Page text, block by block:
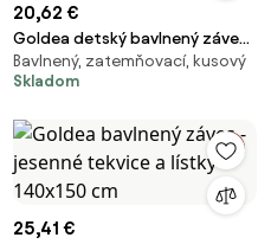
20,62 €
Goldea detský bavlnený záves
- usmievavé slniečka 140x150
cm
Bavlnený, zatemňovací, kusový
Skladom
25,41 €